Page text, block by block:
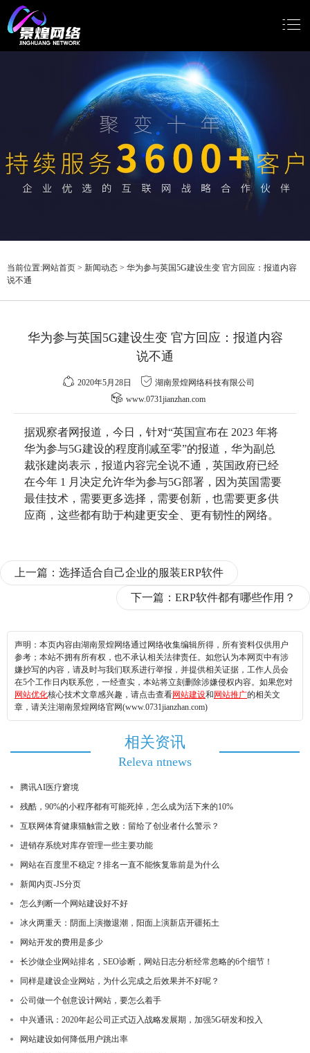
小程序开发
Google推广
关于我们
当前位置:网站首页 > 新闻动态 > 华为参与英国5G建设生变 官方回应：报道内容
说不通
华为参与英国5G建设生变 官方回应：报道内容
说不通
2020年5月28日
湖南景煌网络科技有限公司
www.0731jianzhan.com
据观察者网报道，今日，针对“英国宣布在 2023 年将
华为参与5G建设的程度削减至零”的报道，华为副 总
裁张建岗表示，报道内容完全说不通，英国政府已经
在今年 1 月决定允许华为参与5G部署，因为英国需要
最佳技术，需要更多选择，需要创新 ，也需要更多供
应商，这些都有助于构建更安全 、更有韧性的网络。
上一篇： 选择适合自己企业的服装ERP软件
下一篇： ERP软件都有哪些作用？
声明：本页内容由湖南景煌网络通过网络收集编辑所得，所有资料仅供用户
参考；本站不拥有所有权，也不承认相关法律责任。如您认为本网页中有涉
嫌抄写的内容，请及时与我们联系进行举报，并提供相关证据，工作人员会
在5个工作日内联系您，一经查实，本站将立刻删除涉嫌侵权内容。如果您对
网站优化核心技术文章感兴趣，请点击查看网站建设和 网站推广的相关文
章，请关注湖南景煌网络官网(www.0731jianzhan.com)
相关资讯
Releva ntnews
腾讯AI医疗窘境
残酷，90%的小程序都有可能死掉，怎么成为活下来的10%
互联网体育健康猫触雷之败：留给了创业者什么警示？
进销存系统对库存管理一些主要功能
网站在百度里不稳定？排名一直不能恢复靠前是为什么
新闻内页-JS分页
怎么判断一个网站建设好不好
冰火两重天：阴面上演撤退潮，阳面上演新店开疆拓土
网站开发的费用是多少
长沙做企业网站排名，SEO诊断，网站日志分析经常忽略的6个细节！
同样是建设企业网站，为什么完成之后效果并不好呢？
公司做一个创意设计网站，要怎么着手
中兴通讯：2020年起公司正式迈入战略发展期，加强5G研发和投入
网站建设如何降低用户跳出率